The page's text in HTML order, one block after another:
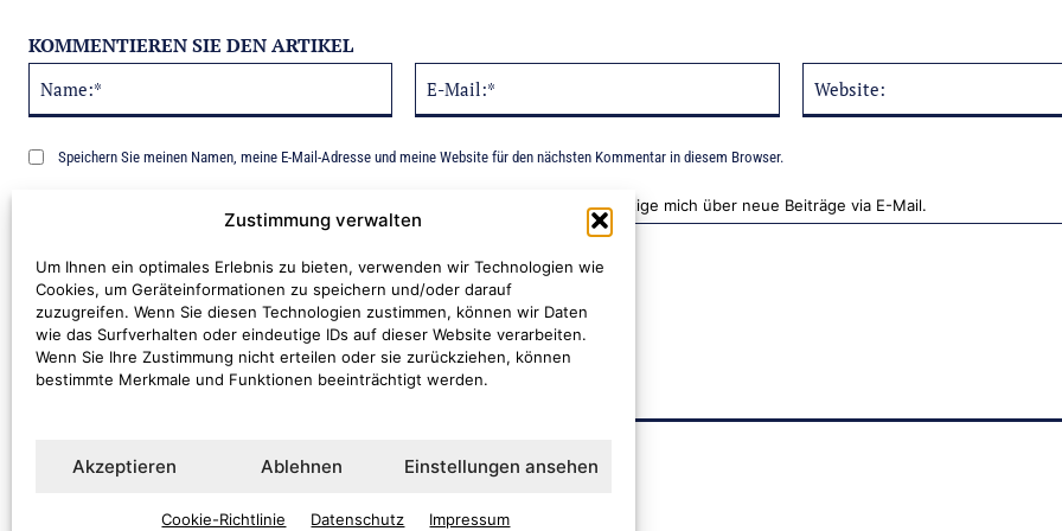
Zustimmung verwalten
Um Ihnen ein optimales Erlebnis zu bieten, verwenden wir Technologien wie
Cookies, um Geräteinformationen zu speichern und/oder darauf
zuzugreifen. Wenn Sie diesen Technologien zustimmen, können wir Daten
wie das Surfverhalten oder eindeutige IDs auf dieser Website verarbeiten.
Wenn Sie Ihre Zustimmung nicht erteilen oder sie zurückziehen, können
bestimmte Merkmale und Funktionen beeinträchtigt werden.
Akzeptieren Ablehnen Einstellungen ansehen
Cookie-Richtlinie Datenschutz Impressum
KOMMENTIEREN SIE DEN ARTIKEL
Mail:*
Speichern Sie meinen Namen, meine E-Mail-Adresse und meine Website für den nächsten Kommentar in diesem Browser.
Benachrichtige mich über neue Beiträge via E-Mail.